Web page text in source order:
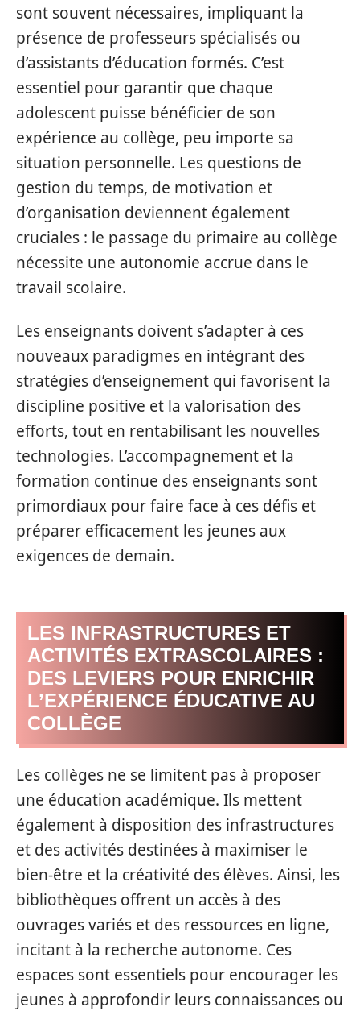
sont souvent nécessaires, impliquant la
présence de professeurs spécialisés ou
d’assistants d’éducation formés. C’est
essentiel pour garantir que chaque
adolescent puisse bénéficier de son
expérience au collège, peu importe sa
situation personnelle. Les questions de
gestion du temps, de motivation et
d’organisation deviennent également
cruciales : le passage du primaire au collège
nécessite une autonomie accrue dans le
travail scolaire.
Les enseignants doivent s’adapter à ces
nouveaux paradigmes en intégrant des
stratégies d’enseignement qui favorisent la
discipline positive et la valorisation des
efforts, tout en rentabilisant les nouvelles
technologies. L’accompagnement et la
formation continue des enseignants sont
primordiaux pour faire face à ces défis et
préparer efficacement les jeunes aux
exigences de demain.
LES INFRASTRUCTURES ET
ACTIVITÉS EXTRASCOLAIRES :
DES LEVIERS POUR ENRICHIR
L’EXPÉRIENCE ÉDUCATIVE AU
COLLÈGE
Les collèges ne se limitent pas à proposer
une éducation académique. Ils mettent
également à disposition des infrastructures
et des activités destinées à maximiser le
bien-être et la créativité des élèves. Ainsi, les
bibliothèques offrent un accès à des
ouvrages variés et des ressources en ligne,
incitant à la recherche autonome. Ces
espaces sont essentiels pour encourager les
jeunes à approfondir leurs connaissances ou